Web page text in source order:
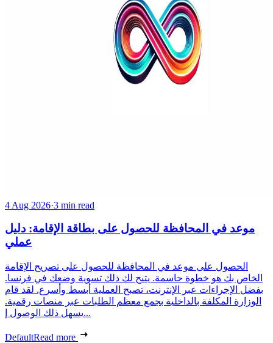
4 Aug 2026·3 min read
موعد في المحافظة للحصول على بطاقة الإقامة: دليل
عملي
الحصول على موعد في المحافظة للحصول على تصريح الإقامة
الخاص بك هو خطوة حاسمة. يتيح لك ذلك تسوية وضعك في فرنسا.
بفضل الإجراءات عبر الإنترنت، تصبح العملية أبسط وأسرع. لقد قام
الوزارة المكلفة بالداخلية بجمع معظم الطلبات عبر منصات رقمية.
يسهل ذلك الوصول إ...
DefaultRead more